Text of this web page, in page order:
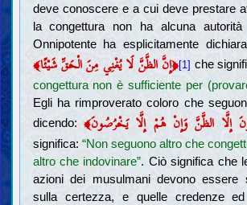
deve conoscere e a cui deve prestare
la congettura non ha alcuna autorità
Onnipotente ha esplicitamente
﴿إِنَّ الظَّنَّ لَا يُغْنِي مِنَ الْحَقِّ شَيْئًا﴾[1] che
congettura non è sufficiente per
Egli ha rimproverato coloro che
dicendo:إِلَّا الظَّنَّ وَإِنْ هُمْ إِلَّا يَخْرُصُونَ﴾
significa: “Non seguono altro che
altro che indovinare”. Ciò significa che
azioni dei musulmani devono essere
sulla certezza, e quelle credenze